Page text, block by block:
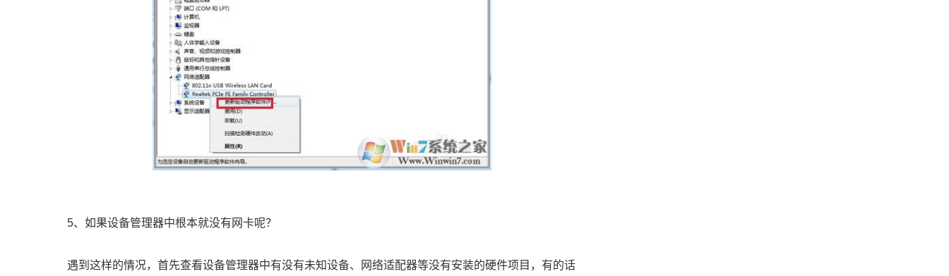
5、如果设备管理器中根本就没有网卡呢？
遇到这样的情况，首先查看设备管理器中有没有未知设备、网络适配器等没有安装的硬件项目，有的话